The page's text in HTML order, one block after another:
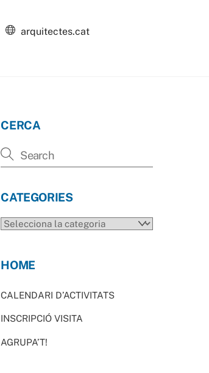
arquitectes.cat
CERCA
CATEGORIES
CATEGORIES
HOME
CALENDARI D’ACTIVITATS
INSCRIPCIÓ VISITA
AGRUPA’T!